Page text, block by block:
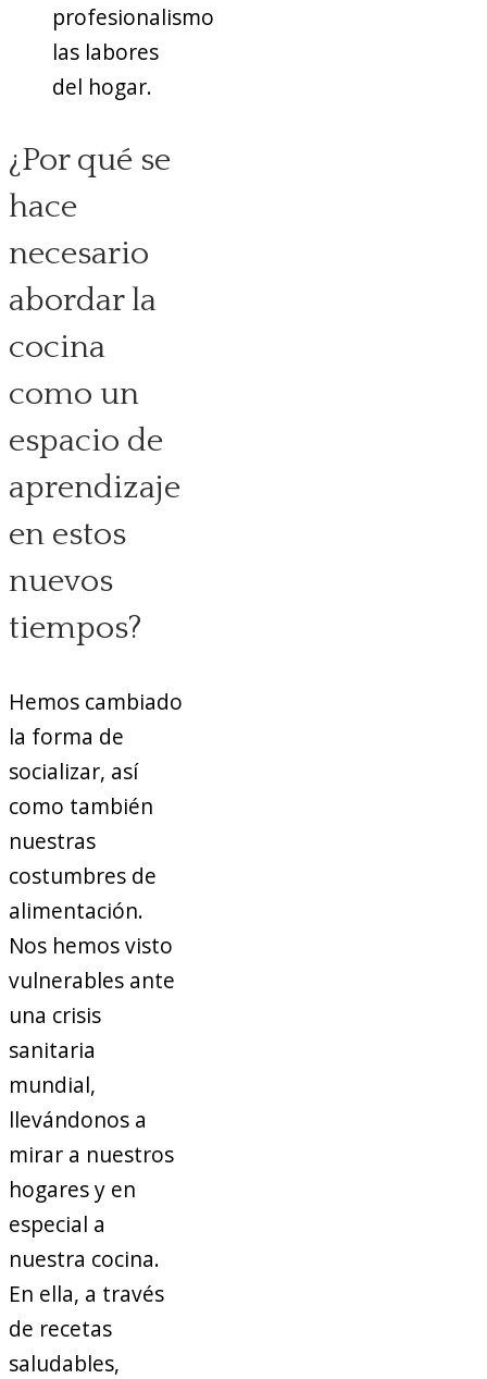
profesionalismo
las labores
del hogar.
¿Por qué se
hace
necesario
abordar la
cocina
como un
espacio de
aprendizaje
en estos
nuevos
tiempos?
Hemos cambiado
la forma de
socializar, así
como también
nuestras
costumbres de
alimentación.
Nos hemos visto
vulnerables ante
una crisis
sanitaria
mundial,
llevándonos a
mirar a nuestros
hogares y en
especial a
nuestra cocina.
En ella, a través
de recetas
saludables,